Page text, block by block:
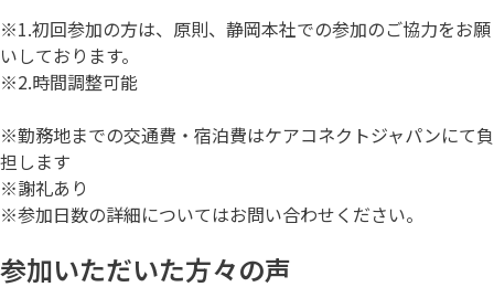
※1.初回参加の方は、原則、静岡本社での参加のご協力をお願
いしております。
※2.時間調整可能
※勤務地までの交通費・宿泊費はケアコネクトジャパンにて負
担します
※謝礼あり
※参加日数の詳細についてはお問い合わせください。
参加いただいた方々の声